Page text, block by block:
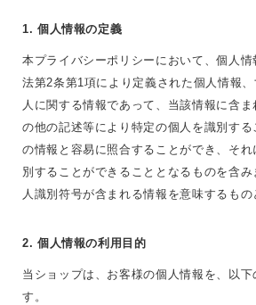
1. 個人情報の定義
本プライバシーポリシーにおいて、個人
法第2条第1項により定義された個人情報
人に関する情報であって、当該情報に含
の他の記述等により特定の個人を識別す
の情報と容易に照合することができ、そ
別することができることとなるものを含
人識別符号が含まれる情報を意味するもの
2. 個人情報の利用目的
当ショップは、お客様の個人情報を、以下
す。